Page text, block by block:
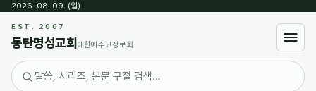
2026. 08. 09. (일) ·
EST. 2007
동탄명성교회 대한예수교장로회
Sketchbook5, 스케치북5